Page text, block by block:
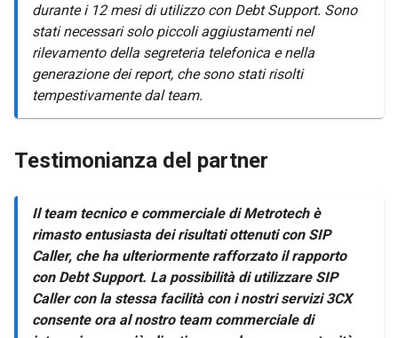
durante i 12 mesi di utilizzo con Debt Support. Sono
stati necessari solo piccoli aggiustamenti nel
rilevamento della segreteria telefonica e nella
generazione dei report, che sono stati risolti
tempestivamente dal team.
Testimonianza del partner
Il team tecnico e commerciale di Metrotech è
rimasto entusiasta dei risultati ottenuti con SIP
Caller, che ha ulteriormente rafforzato il rapporto
con Debt Support. La possibilità di utilizzare SIP
Caller con la stessa facilità con i nostri servizi 3CX
consente ora al nostro team commerciale di